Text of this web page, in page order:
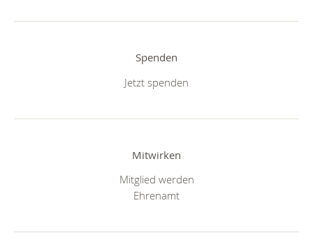
Spenden
Jetzt spenden
Mitwirken
Mitglied werden
Ehrenamt